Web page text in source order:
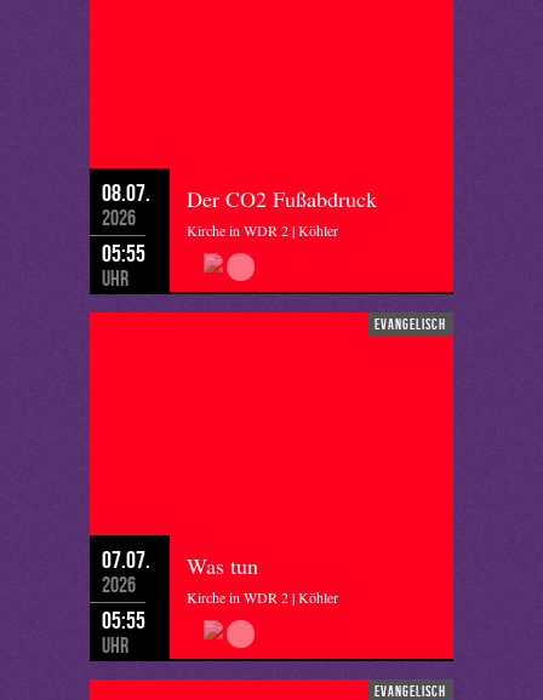
08.07.
2026
05:55
Uhr
Der CO2 Fußabdruck
Kirche in WDR 2 | Köhler
evangelisch
07.07.
2026
05:55
Uhr
Was tun
Kirche in WDR 2 | Köhler
evangelisch